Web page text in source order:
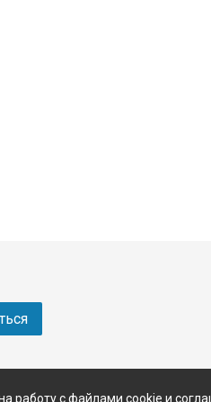
работу с файлами cookie и